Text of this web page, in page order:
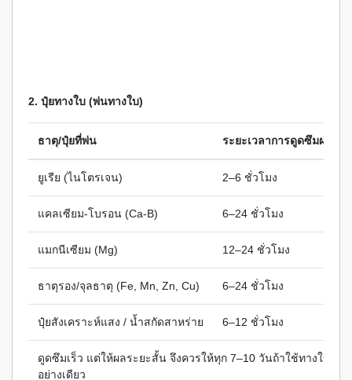
2. ปุ๋ยทางใบ (พ่นทางใบ)
ธาตุ/ปุ๋ยที่พ่น ระยะเวลาการดูดซึมผ่านใบ
ยูเรีย (ไนโตรเจน) 2–6 ชั่วโมง
แคลเซียม-โบรอน (Ca-B) 6–24 ชั่วโมง
แมกนีเซียม (Mg) 12–24 ชั่วโมง
ธาตุรอง/จุลธาตุ (Fe, Mn, Zn, Cu) 6–24 ชั่วโมง
ปุ๋ยสังเคราะห์แสง / น้ำสกัดสาหร่าย 6–12 ชั่วโมง
ดูดซึมเร็ว แต่ให้ผลระยะสั้น จึงควรให้ทุก 7–10 วันถ้าใช้ทางใบ
อย่างเดียว